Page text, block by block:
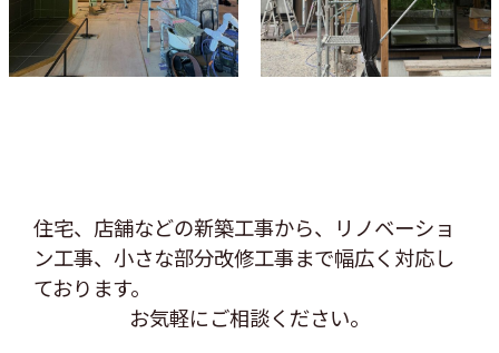
住宅、店舗などの新築工事から、リノベーショ
ン工事、 小さな部分改修工事まで幅広く対応し
ております。
お気軽にご相談ください。